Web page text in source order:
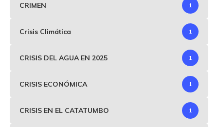
CRIMEN 1
Crisis Climática 1
CRISIS DEL AGUA EN 2025 1
CRISIS ECONÓMICA 1
CRISIS EN EL CATATUMBO 1